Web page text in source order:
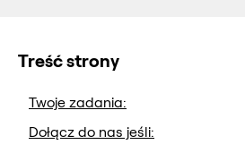
Treść strony
Twoje zadania:
Dołącz do nas jeśli: